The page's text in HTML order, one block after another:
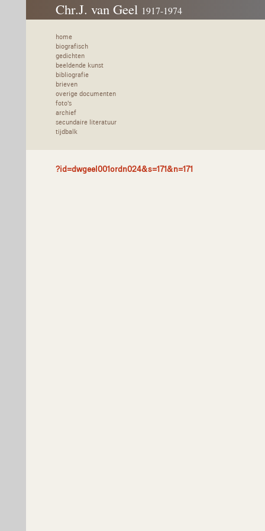
Chr.J. van Geel 1917-1974
home
biografisch
gedichten
beeldende kunst
bibliografie
brieven
overige documenten
foto's
archief
secundaire literatuur
tijdbalk
?id=dwgeel001ordn024&s=171&n=171